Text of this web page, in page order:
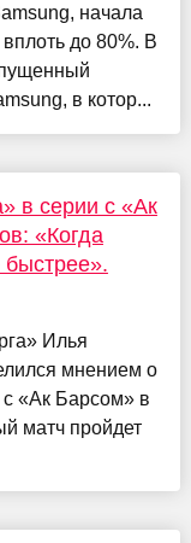
начала
до 80%. В
в котор...
в серии с «Ак
«Когда
Илья
мнением о
«Ак Барсом» в
матч пройдет